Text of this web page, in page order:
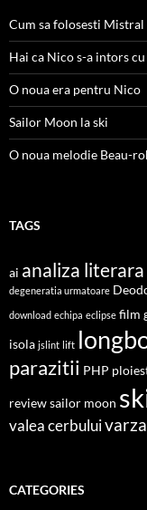
Cum sa folosesti
Hai ca Nico s-a intors
O noua era pentru Nico
Sailor Moon la ski
O noua melodie Beau-
TAGS
ai analiza literara
degeneratia urmatoare
download echipa eclipse film
isola jslint lift
parazitii PHP
reviewsailor moon
valea cerbuluivarza
CATEGORIES